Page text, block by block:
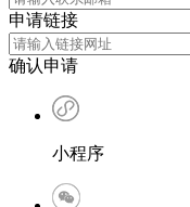
申请链接
确认申请
小程序